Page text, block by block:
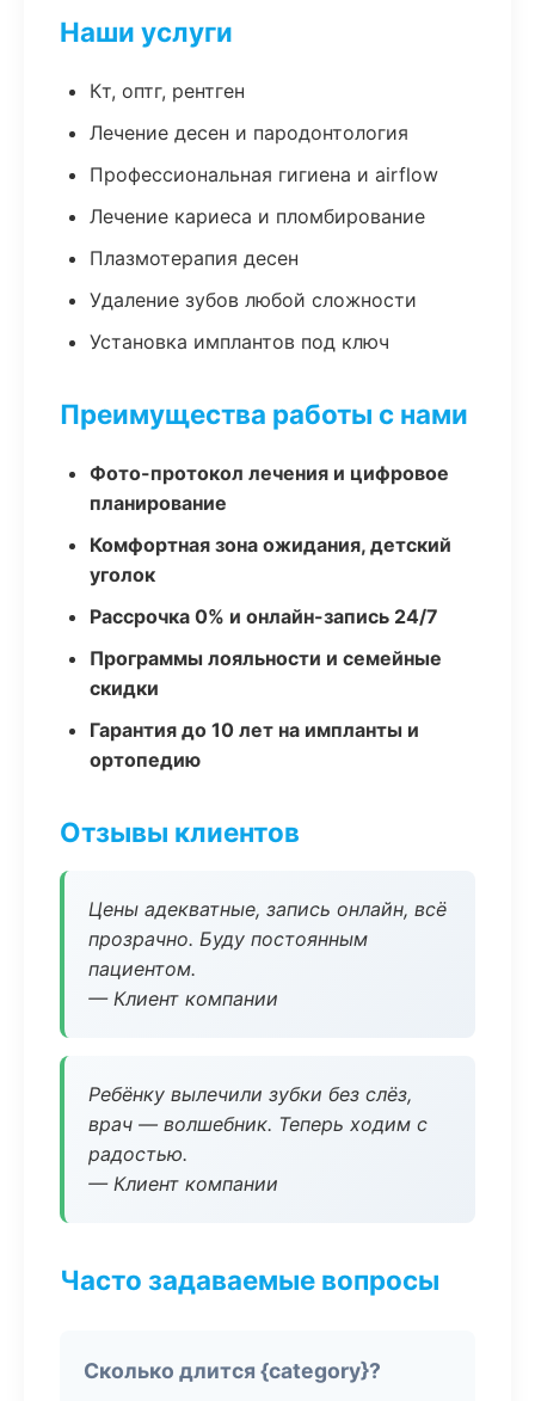
Наши услуги
Кт, оптг, рентген
Лечение десен и пародонтология
Профессиональная гигиена и airflow
Лечение кариеса и пломбирование
Плазмотерапия десен
Удаление зубов любой сложности
Установка имплантов под ключ
Преимущества работы с нами
Фото-протокол лечения и цифровое
планирование
Комфортная зона ожидания, детский
уголок
Рассрочка 0% и онлайн-запись 24/7
Программы лояльности и семейные
скидки
Гарантия до 10 лет на импланты и
ортопедию
Отзывы клиентов
Цены адекватные, запись онлайн, всё
прозрачно. Буду постоянным
пациентом.
— Клиент компании
Ребёнку вылечили зубки без слёз,
врач — волшебник. Теперь ходим с
радостью.
— Клиент компании
Часто задаваемые вопросы
Сколько длится {category}?